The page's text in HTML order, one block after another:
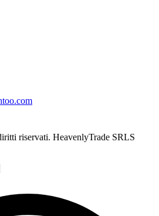
riservati. HeavenlyTrade SRLS